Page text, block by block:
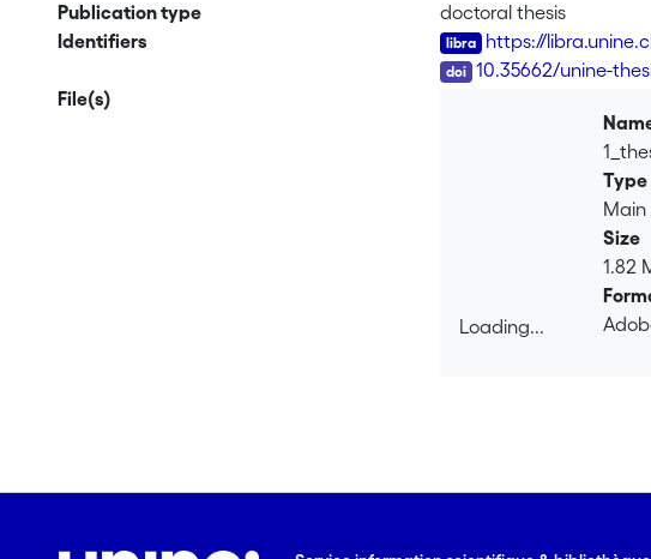
grossièrement être
visualisation
premier type est leur
doivent pouvoir
de visualisation
souvent imprévisible.
doivent être efficaces,
remplie dans la
sont très rares, voire
de visualisation et
visualisation à la fois
encapsulant la
Publication type
doctoral thesis
Identifiers
https://
10.35662/unine-
File(s)
Loading...
Type
Main
Size
1.82